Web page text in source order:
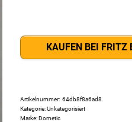
KAUFEN BEI FRITZ
Artikelnummer: 64db8f8a6ad8
Kategorie:Unkategorisiert
Marke:Dometic